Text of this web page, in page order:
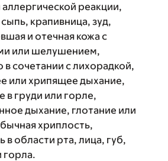
реакции,
сыпь, крапивница, зуд,
и отечная кожа с
или шелушением,
сочетании с лихорадкой,
или хрипящее дыхание,
в груди или горле,
дыхание, глотание или
хриплость,
в области рта, лица, губ,
горла.